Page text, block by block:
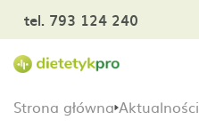
tel. 793 124 240
Strona główna Aktualności